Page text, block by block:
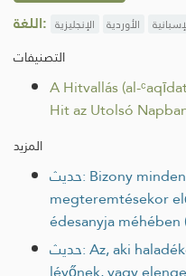
اللغة: الإنجليزية الأوردية
التصنيفات
A Hitvallás (al-
Hit az Utolsó
المزيد
حديث: Bizony mindenki közületek, a
megteremtésekor
édesanyja
حديث: Az, aki haladékot ad a szorult helyzetben